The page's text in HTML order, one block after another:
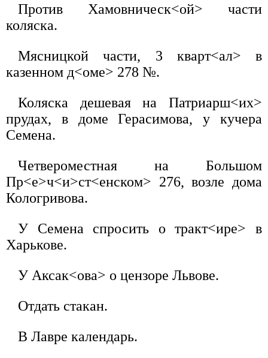
Против Хамовническ<ой> части
коляска.
Мясницкой части, 3 кварт<ал> в
казенном д<оме> 278 №.
Коляска дешевая на Патриарш<их>
прудах, в доме Герасимова, у кучера
Семена.
Четвероместная на Большом
Пр<е>ч<и>ст<енском> 276, возле дома
Кологривова.
У Семена спросить о тракт<ире> в
Харькове.
У Аксак<ова> о цензоре Львове.
Отдать стакан.
В Лавре календарь.